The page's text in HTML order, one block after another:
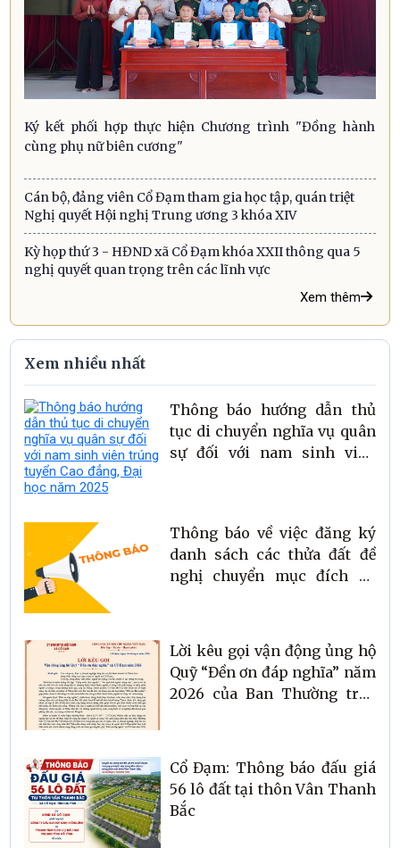
Ký kết phối hợp thực hiện Chương trình "Đồng hành
cùng phụ nữ biên cương"
Cán bộ, đảng viên Cổ Đạm tham gia học tập, quán triệt
Nghị quyết Hội nghị Trung ương 3 khóa XIV
Kỳ họp thứ 3 - HĐND xã Cổ Đạm khóa XXII thông qua 5
nghị quyết quan trọng trên các lĩnh vực
Xem thêm
Xem nhiều nhất
Thông báo hướng dẫn thủ
tục di chuyển nghĩa vụ quân
sự đối với nam sinh viên
Thông báo về việc đăng ký
danh sách các thửa đất đề
nghị chuyển mục đích sử
Lời kêu gọi vận động ủng hộ
Quỹ “Đền ơn đáp nghĩa” năm
2026 của Ban Thường trực
Cổ Đạm: Thông báo đấu giá
56 lô đất tại thôn Vân Thanh
Bắc